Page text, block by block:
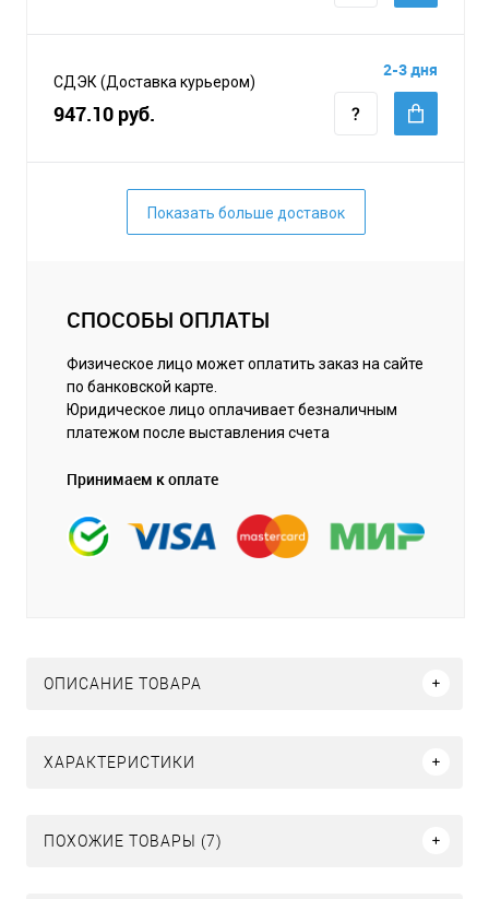
СДЭК (Доставка курьером)
947.10 руб.
2-3 дня
Показать больше доставок
СПОСОБЫ ОПЛАТЫ
Физическое лицо может оплатить заказ на сайте
по банковской карте.
Юридическое лицо оплачивает безналичным
платежом после выставления счета
Принимаем к оплате
ОПИСАНИЕ ТОВАРА
ХАРАКТЕРИСТИКИ
ПОХОЖИЕ ТОВАРЫ (7)